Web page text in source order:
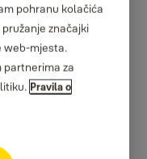
pohranu kolačića
značajki
web-mjesta.
partnerima za
Pravila o